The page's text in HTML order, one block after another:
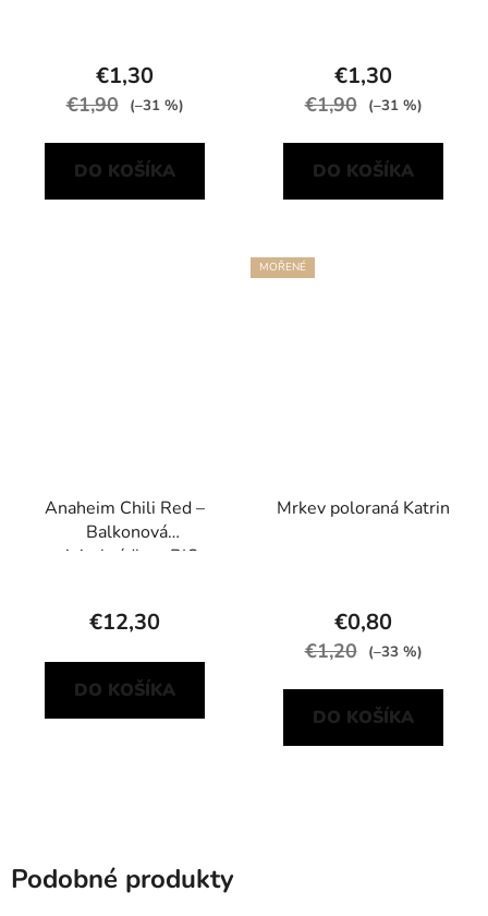
€1,30
€1,90 (–31 %)
DO KOŠÍKA
€1,30
€1,90 (–31 %)
DO KOŠÍKA
Anaheim Chili Red –
Balkonová
minizahrádka s BIO
€12,30
DO KOŠÍKA
MOŘENÉ
Mrkev poloraná Katrin
€0,80
€1,20 (–33 %)
DO KOŠÍKA
Podobné produkty